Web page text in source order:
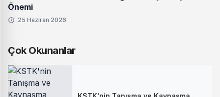
Önemi
25 Haziran 2026
Çok Okunanlar